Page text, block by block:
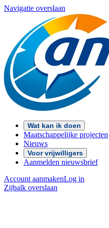
Navigatie overslaan
Wat kan ik doen
Maatschappelijke projecten
Nieuws
Voor vrijwilligers
Aanmelden nieuwsbrief
Account aanmakenLog in
Zijbalk overslaan